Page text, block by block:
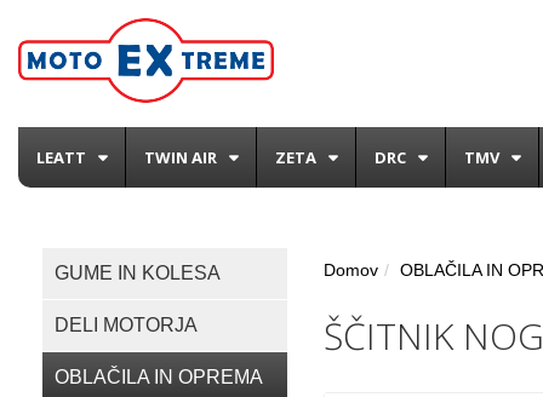
LEATT TWIN AIR ZETA DRC TMV
GUME IN KOLESA
DELI MOTORJA
OBLAČILA IN OPREMA
Domov OBLAČILA IN
ŠČITNIK